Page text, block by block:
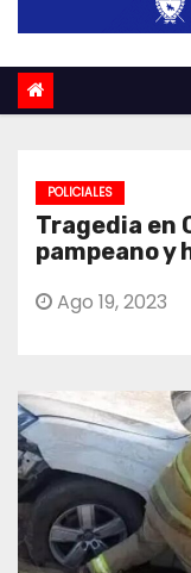
POLICIALES
Tragedia en
pampeano y
Ago 19, 2023